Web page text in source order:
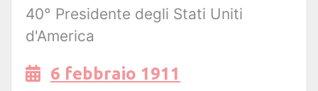
40° Presidente degli Stati Uniti
d'America
6 febbraio 1911